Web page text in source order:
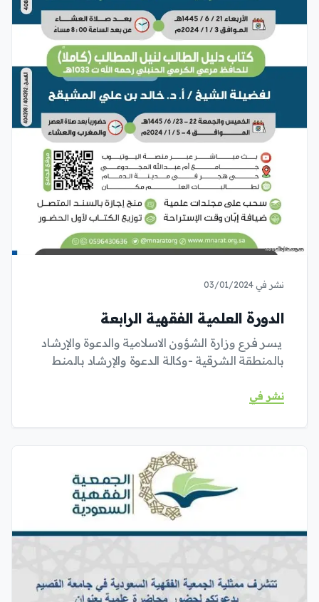
نشر في 03/01/2024
الدورة العلمية الفقهية الرابعة
يسر فرع وزارة الشؤون الاسلامية والدعوة والإرشاد
بالمنطقة الشرقية -وكالة الدعوة والإرشاد بالمنط
نشر في